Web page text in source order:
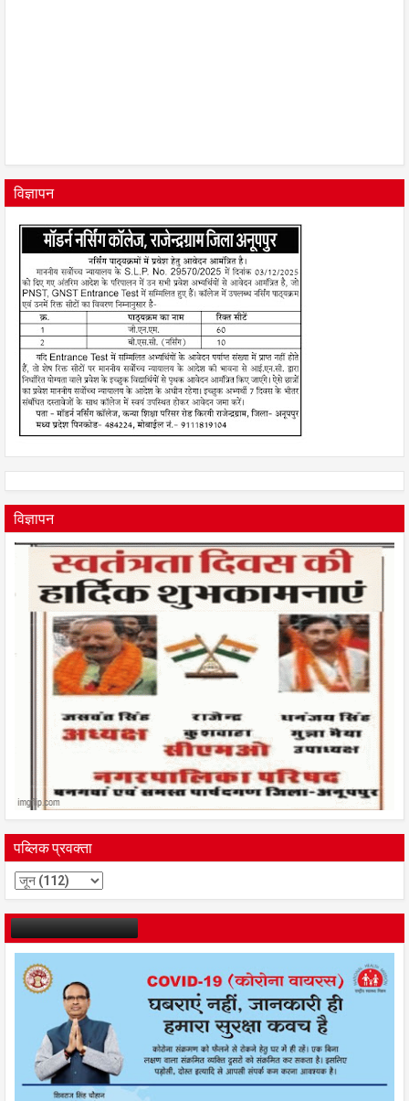
विज्ञापन
विज्ञापन
पब्लिक प्रवक्ता